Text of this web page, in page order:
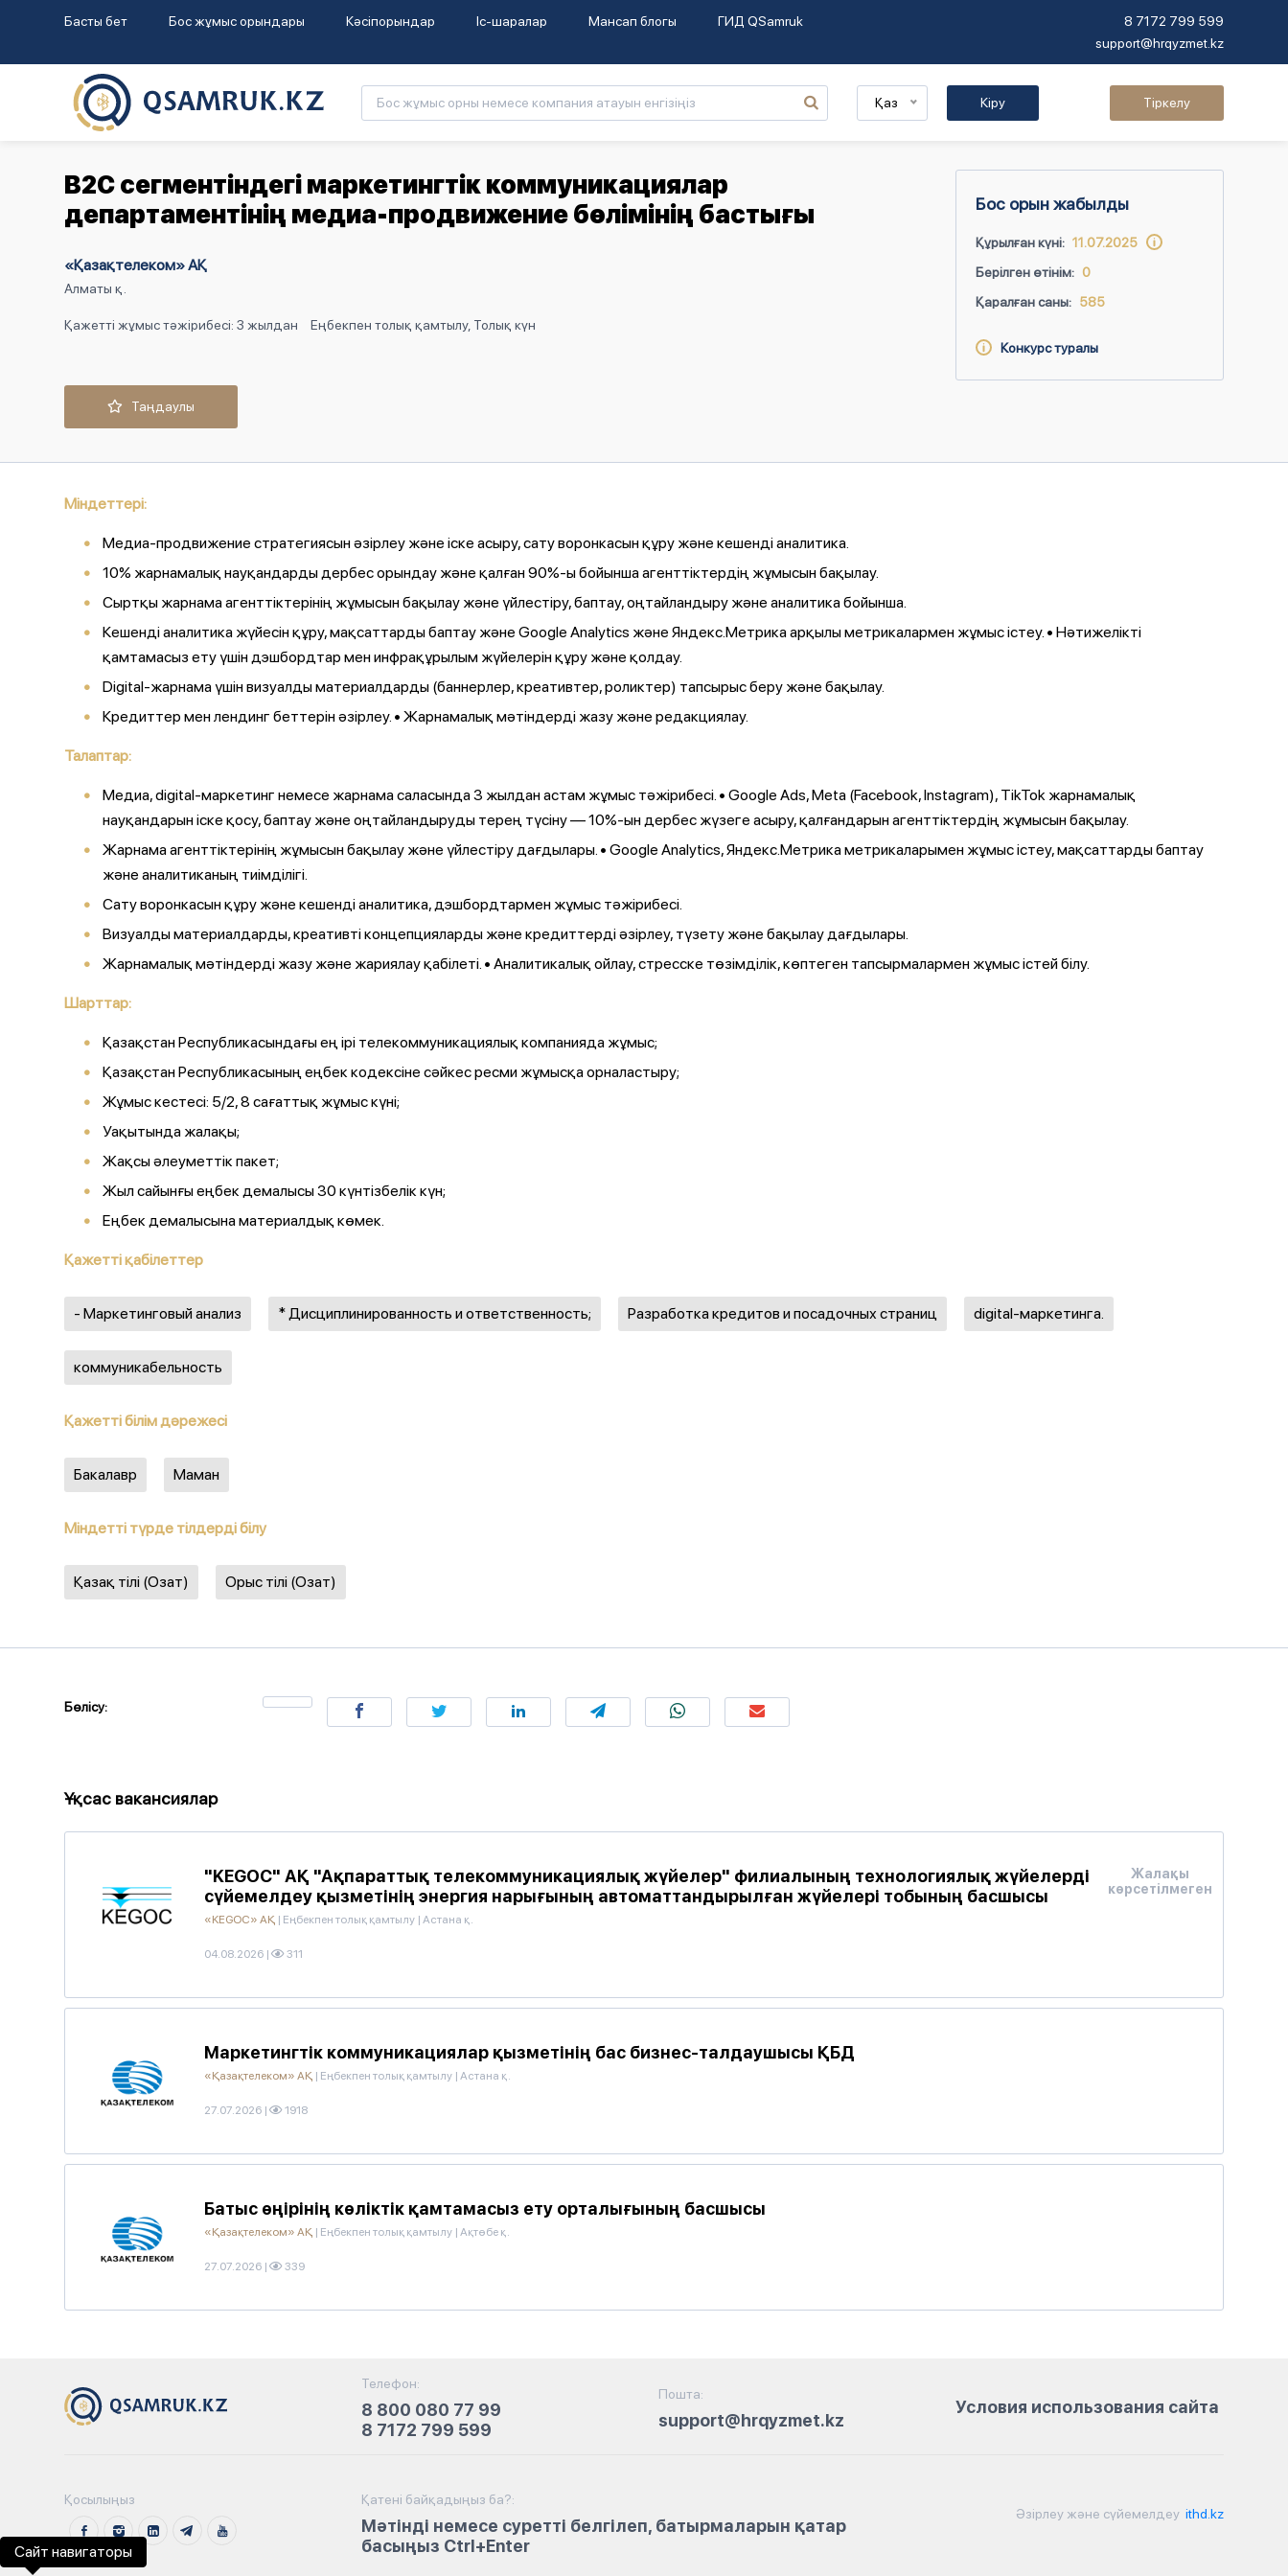
Басты бет Бос жұмыс орындары Кәсіпорындар Іс-шаралар Мансап блогы ГИД QSamruk
8 7172 799 599
support@hrqyzmet.kz
Қаз Кіру Тіркелу
B2C сегментіндегі маркетингтік коммуникациялар
департаментінің медиа-продвижение бөлімінің бастығы
«Қазақтелеком» АҚ
Алматы қ.
Қажетті жұмыс тәжірибесі: 3 жылдан Еңбекпен толық қамтылу, Толық күн
Бос орын жабылды
Құрылған күні: 11.07.2025
Берілген өтінім: 0
Қаралған саны: 585
Конкурс туралы
Таңдаулы
Міндеттері:
Медиа-продвижение стратегиясын әзірлеу және іске асыру, сату воронкасын құру және кешенді аналитика.
10% жарнамалық науқандарды дербес орындау және қалған 90%-ы бойынша агенттіктердің жұмысын бақылау.
Сыртқы жарнама агенттіктерінің жұмысын бақылау және үйлестіру, баптау, оңтайландыру және аналитика бойынша.
Кешенді аналитика жүйесін құру, мақсаттарды баптау және Google Analytics және Яндекс.Метрика арқылы метрикалармен жұмыс істеу. • Нәтижелікті
қамтамасыз ету үшін дэшбордтар мен инфрақұрылым жүйелерін құру және қолдау.
Digital-жарнама үшін визуалды материалдарды (баннерлер, креативтер, роликтер) тапсырыс беру және бақылау.
Кредиттер мен лендинг беттерін әзірлеу. • Жарнамалық мәтіндерді жазу және редакциялау.
Талаптар:
Медиа, digital-маркетинг немесе жарнама саласында 3 жылдан астам жұмыс тәжірибесі. • Google Ads, Meta (Facebook, Instagram), TikTok жарнамалық
науқандарын іске қосу, баптау және оңтайландыруды терең түсіну — 10%-ын дербес жүзеге асыру, қалғандарын агенттіктердің жұмысын бақылау.
Жарнама агенттіктерінің жұмысын бақылау және үйлестіру дағдылары. • Google Analytics, Яндекс.Метрика метрикаларымен жұмыс істеу, мақсаттарды баптау
және аналитиканың тиімділігі.
Сату воронкасын құру және кешенді аналитика, дэшбордтармен жұмыс тәжірибесі.
Визуалды материалдарды, креативті концепцияларды және кредиттерді әзірлеу, түзету және бақылау дағдылары.
Жарнамалық мәтіндерді жазу және жариялау қабілеті. • Аналитикалық ойлау, стресске төзімділік, көптеген тапсырмалармен жұмыс істей білу.
Шарттар:
Қазақстан Республикасындағы ең ірі телекоммуникациялық компанияда жұмыс;
Қазақстан Республикасының еңбек кодексіне сәйкес ресми жұмысқа орналастыру;
Жұмыс кестесі: 5/2, 8 сағаттық жұмыс күні;
Уақытында жалақы;
Жақсы әлеуметтік пакет;
Жыл сайынғы еңбек демалысы 30 күнтізбелік күн;
Еңбек демалысына материалдық көмек.
Қажетті қабілеттер
- Маркетинговый анализ * Дисциплинированность и ответственность; Разработка кредитов и посадочных страниц digital-маркетинга.
коммуникабельность
Қажетті білім дәрежесі
Бакалавр Маман
Міндетті түрде тілдерді білу
Қазақ тілі (Озат) Орыс тілі (Озат)
Бөлісу:
Ұқсас вакансиялар
"KEGOC" АҚ "Ақпараттық телекоммуникациялық жүйелер" филиалының технологиялық жүйелерді
сүйемелдеу қызметінің энергия нарығының автоматтандырылған жүйелері тобының басшысы
«KEGOC» АҚ | Еңбекпен толық қамтылу | Астана қ.
04.08.2026 | 311
Жалақы
көрсетілмеген
Маркетингтік коммуникациялар қызметінің бас бизнес-талдаушысы ҚБД
«Қазақтелеком» АҚ | Еңбекпен толық қамтылу | Астана қ.
27.07.2026 | 1918
Батыс өңірінің көліктік қамтамасыз ету орталығының басшысы
«Қазақтелеком» АҚ | Еңбекпен толық қамтылу | Ақтөбе қ.
27.07.2026 | 339
Телефон:
8 800 080 77 99
8 7172 799 599
Пошта:
support@hrqyzmet.kz
Условия использования сайта
Қосылыңыз Қатені байқадыңыз ба?:
Мәтінді немесе суретті белгілеп, батырмаларын қатар
басыңыз Ctrl+Enter
Әзірлеу және сүйемелдеу ithd.kz
Сайт навигаторы